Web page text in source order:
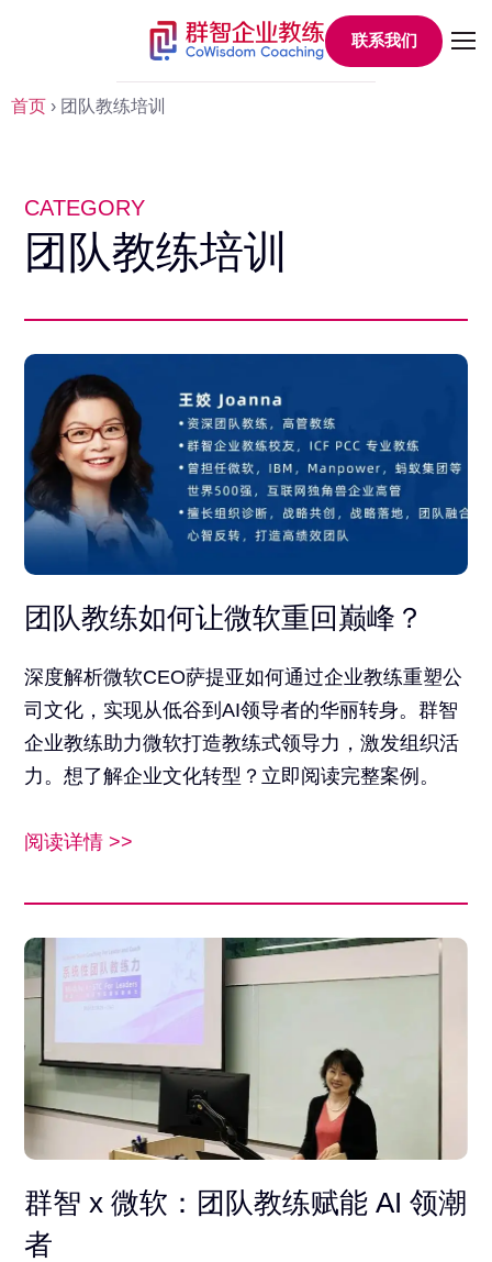
联系我们
首页 › 团队教练培训
CATEGORY
团队教练培训
团队教练如何让微软重回巅峰？
深度解析微软CEO萨提亚如何通过企业教练重塑公
司文化，实现从低谷到AI领导者的华丽转身。群智
企业教练助力微软打造教练式领导力，激发组织活
力。想了解企业文化转型？立即阅读完整案例。
阅读详情 >>
群智 x 微软：团队教练赋能 AI 领潮
者